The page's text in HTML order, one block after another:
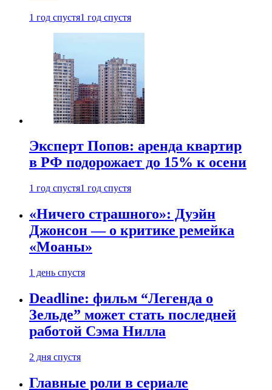
1 год спустя1 год спустя
Эксперт Попов: аренда квартир
в РФ подорожает до 15% к осени
1 год спустя1 год спустя
«Ничего страшного»: Дуэйн
Джонсон — о критике ремейка
«Моаны»
1 день спустя
Deadline: фильм “Легенда о
Зельде” может стать последней
работой Сэма Нилла
2 дня спустя
Главные роли в сериале